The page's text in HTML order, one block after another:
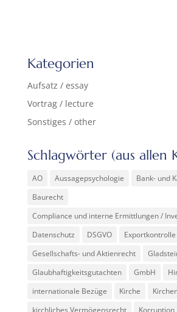
Kategorien
Aufsatz / essay
Vortrag / lecture
Sonstiges / other
Schlagwörter (aus allen
AO Aussagepsychologie
Bank- und
Baurecht
Compliance und interne Ermittlungen /
Datenschutz
DSGVO Exportkontrolle
Gesellschafts- und Aktienrecht
Glaubhaftigkeitsgutachten
GmbH
internationale Bezüge
Kirche
kirchliches Vermögensrecht
Korruption